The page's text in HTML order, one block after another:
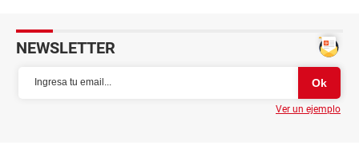
NEWSLETTER
Ver un ejemplo